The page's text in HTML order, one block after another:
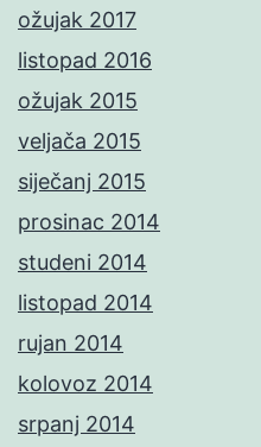
ožujak 2017
listopad 2016
ožujak 2015
veljača 2015
siječanj 2015
prosinac 2014
studeni 2014
listopad 2014
rujan 2014
kolovoz 2014
srpanj 2014